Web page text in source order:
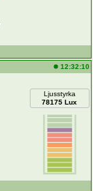
12:32:10
Ljusstyrka
78175 Lux